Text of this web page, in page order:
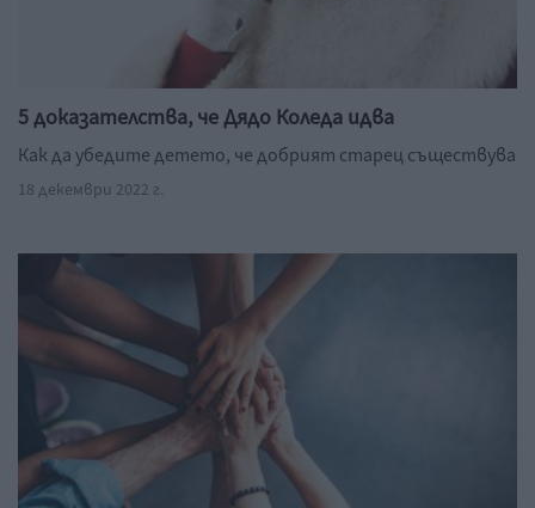
5 доказателства, че Дядо Коледа идва
Как да убедите детето, че добрият старец съществува
18 декември 2022 г.